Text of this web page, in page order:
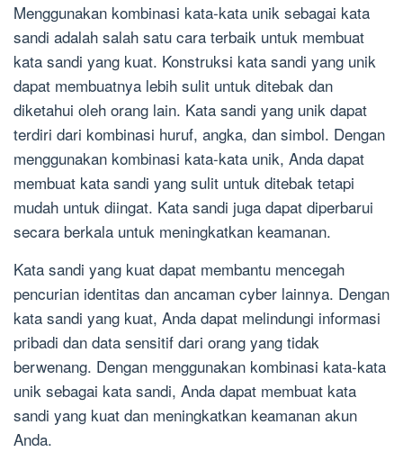
Menggunakan kombinasi kata-kata unik sebagai kata
sandi adalah salah satu cara terbaik untuk membuat
kata sandi yang kuat. Konstruksi kata sandi yang unik
dapat membuatnya lebih sulit untuk ditebak dan
diketahui oleh orang lain. Kata sandi yang unik dapat
terdiri dari kombinasi huruf, angka, dan simbol. Dengan
menggunakan kombinasi kata-kata unik, Anda dapat
membuat kata sandi yang sulit untuk ditebak tetapi
mudah untuk diingat. Kata sandi juga dapat diperbarui
secara berkala untuk meningkatkan keamanan.
Kata sandi yang kuat dapat membantu mencegah
pencurian identitas dan ancaman cyber lainnya. Dengan
kata sandi yang kuat, Anda dapat melindungi informasi
pribadi dan data sensitif dari orang yang tidak
berwenang. Dengan menggunakan kombinasi kata-kata
unik sebagai kata sandi, Anda dapat membuat kata
sandi yang kuat dan meningkatkan keamanan akun
Anda.